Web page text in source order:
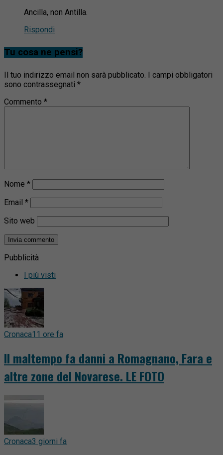
Ancilla, non Antilla.
Rispondi
Tu cosa ne pensi?
Il tuo indirizzo email non sarà pubblicato. I campi obbligatori
sono contrassegnati *
Commento *
Nome *
Email *
Sito web
Pubblicità
I più visti
Cronaca11 ore fa
Il maltempo fa danni a Romagnano, Fara e
altre zone del Novarese. LE FOTO
Cronaca3 giorni fa